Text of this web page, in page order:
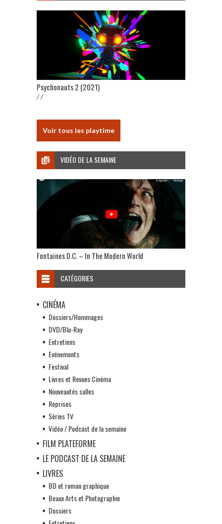
Psychonauts 2 (2021)
/ /
Voir tous les playtime
VIDÉO DE LA SEMAINE
Fontaines D.C. – In The Modern World
CATÉGORIES
CINÉMA
Dossiers/Hommages
DVD/Blu-Ray
Entretiens
Evénements
Festival
Livres et Revues Cinéma
Nouveautés salles
Reprises
Séries TV
Vidéo / Podcast de la semaine
FILM PLATEFORME
LE PODCAST DE LA SEMAINE
LIVRES
BD et roman graphique
Beaux Arts et Photographie
Dossiers